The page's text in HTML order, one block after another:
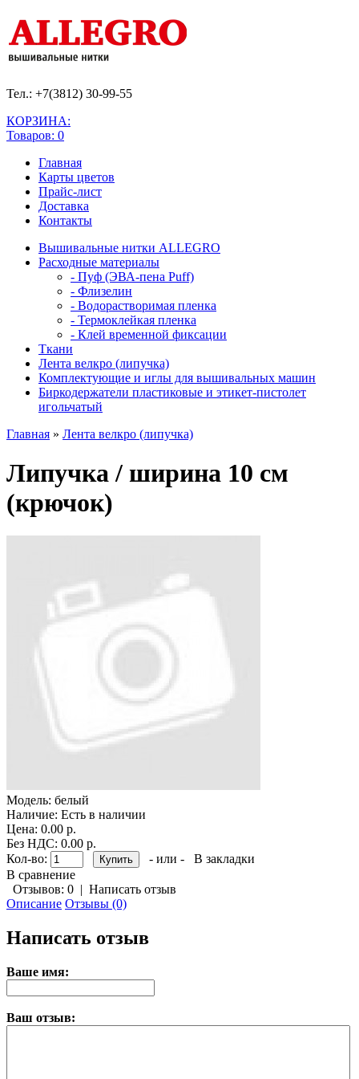
Тел.: +7(3812) 30-99-55
КОРЗИНА:
Товаров: 0
Главная
Карты цветов
Прайс-лист
Доставка
Контакты
Вышивальные нитки ALLEGRO
Расходные материалы
- Пуф (ЭВА-пена Puff)
- Флизелин
- Водорастворимая пленка
- Термоклейкая пленка
- Клей временной фиксации
Ткани
Лента велкро (липучка)
Комплектующие и иглы для вышивальных машин
Биркодержатели пластиковые и этикет-пистолет
игольчатый
Главная » Лента велкро (липучка)
Липучка / ширина 10 см
(крючок)
Модель: белый
Наличие: Есть в наличии
Цена: 0.00 р.
Без НДС: 0.00 р.
Кол-во:
- или -
В закладки
В сравнение
Отзывов: 0 | Написать отзыв
Описание Отзывы (0)
Написать отзыв
Ваше имя:
Ваш отзыв: